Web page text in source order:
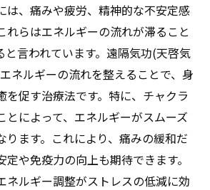
遠隔ヒーリング(天啓気功治療や
績
と遠隔ヒーリング(天啓気功治療
相性
ング(天啓気功治療や療法)の施術
が知るべき遠隔気功(天啓気功治
果
は、痛みや疲労、精神的な不安定感
れらはエネルギーの流れが滞ること
と言われています。遠隔気功(天啓気
ネルギーの流れを整えることで、身
を促す治療法です。特に、チャクラ
とによって、エネルギーがスムーズ
ります。これにより、痛みの緩和だ
や免疫力の向上も期待できます。
ネルギー調整がストレスの低減に効